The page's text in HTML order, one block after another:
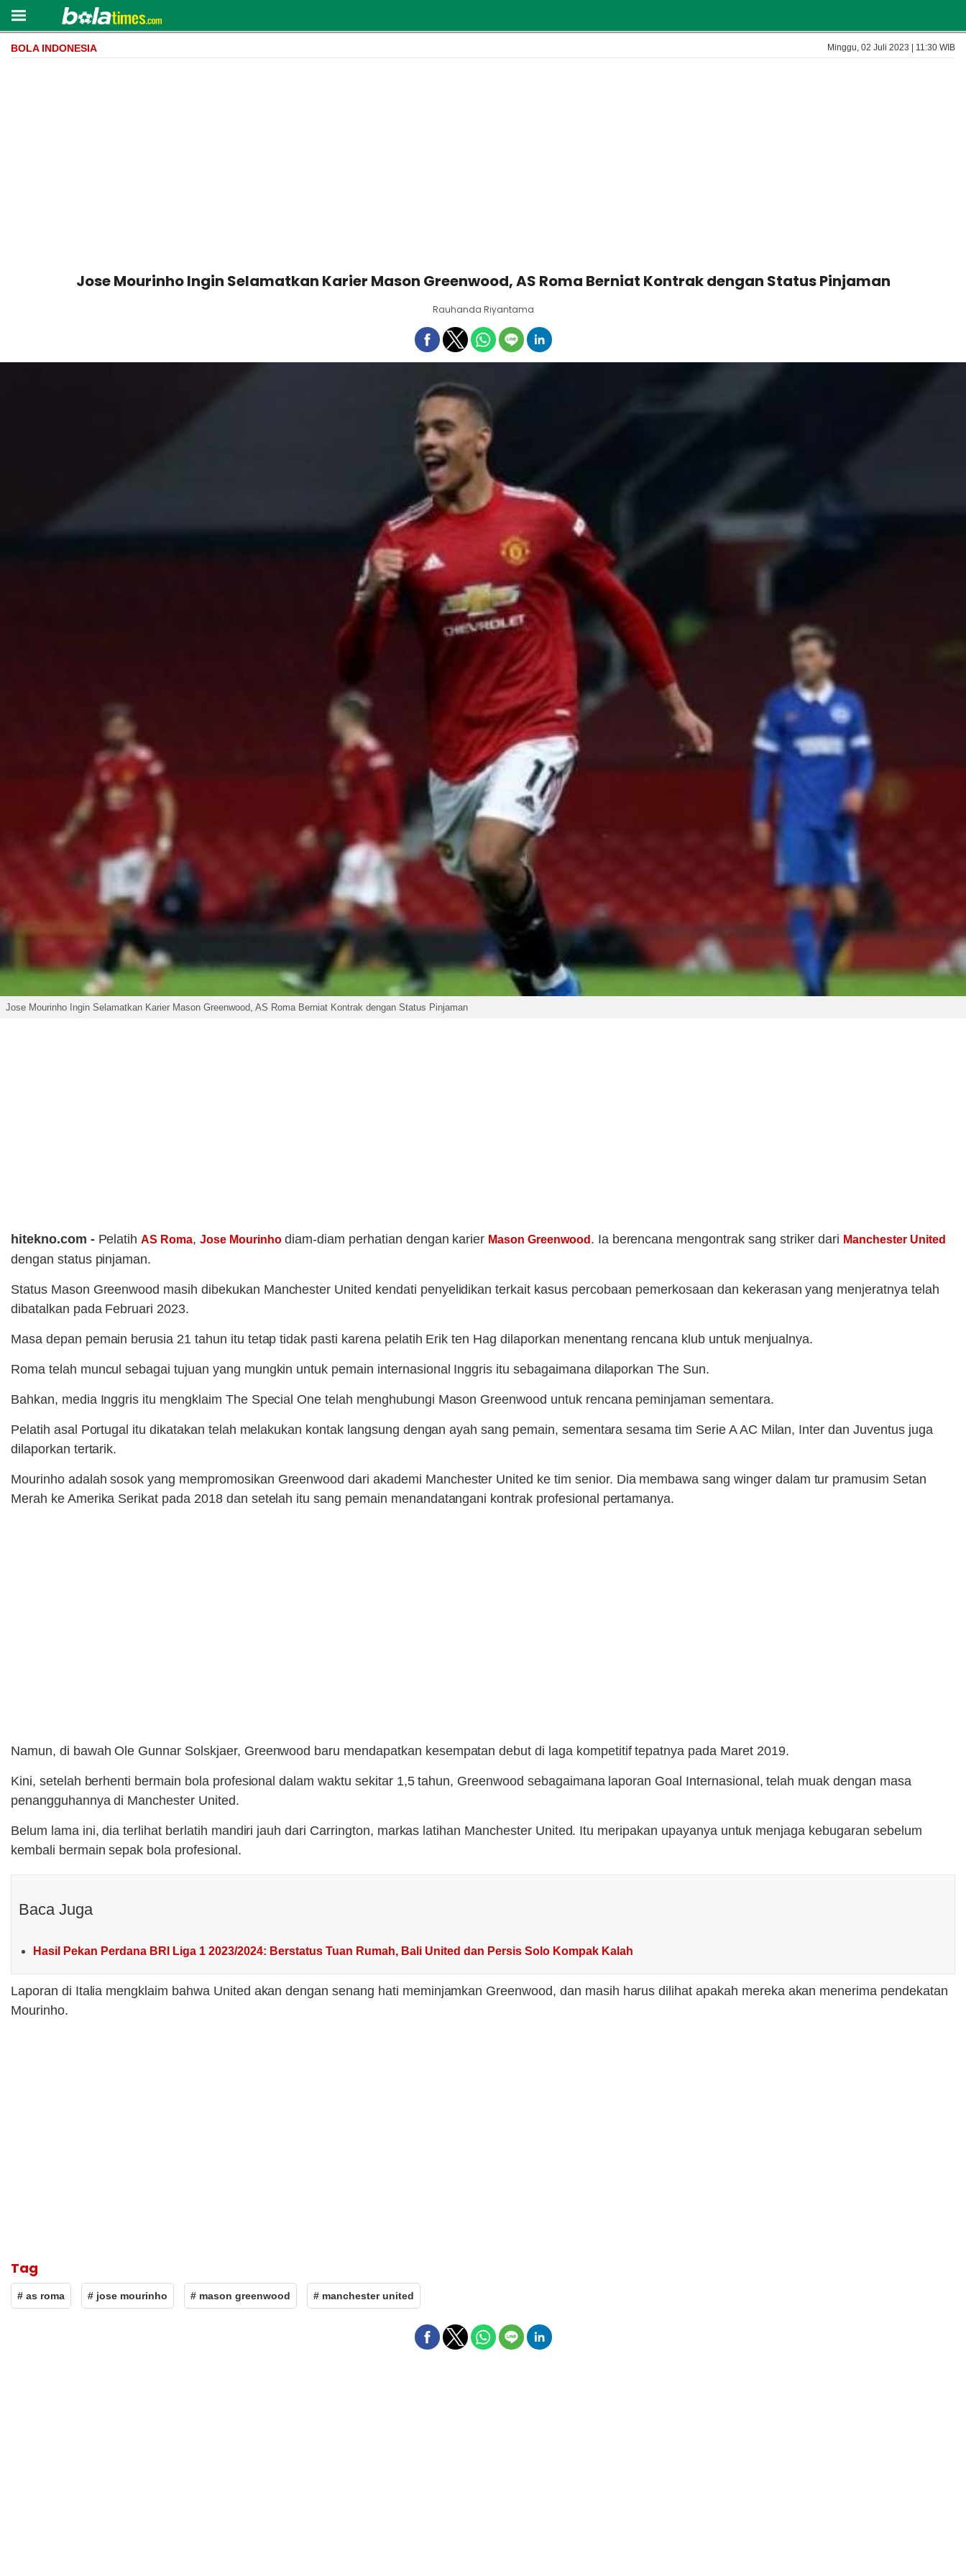
BOLA INDONESIA Minggu, 02 Juli 2023 | 11:30 WIB
Jose Mourinho Ingin Selamatkan Karier Mason Greenwood, AS Roma Berniat Kontrak dengan Status Pinjaman
Rauhanda Riyantama
Jose Mourinho Ingin Selamatkan Karier Mason Greenwood, AS Roma Berniat Kontrak dengan Status Pinjaman
hitekno.com - PelatihAS Roma, Jose Mourinhodiam-diam perhatian dengan karier Mason Greenwood . Ia berencana mengontrak sang striker dari Manchester United
dengan status pinjaman.
Status Mason Greenwood masih dibekukan Manchester United kendati penyelidikan terkait kasus percobaan pemerkosaan dan kekerasan yang menjeratnya telah
dibatalkan pada Februari 2023.
Masa depan pemain berusia 21 tahun itu tetap tidak pasti karena pelatih Erik ten Hag dilaporkan menentang rencana klub untuk menjualnya.
Roma telah muncul sebagai tujuan yang mungkin untuk pemain internasional Inggris itu sebagaimana dilaporkan The Sun.
Bahkan, media Inggris itu mengklaim The Special One telah menghubungi Mason Greenwood untuk rencana peminjaman sementara.
Pelatih asal Portugal itu dikatakan telah melakukan kontak langsung dengan ayah sang pemain, sementara sesama tim Serie A AC Milan, Inter dan Juventus juga
dilaporkan tertarik.
Mourinho adalah sosok yang mempromosikan Greenwood dari akademi Manchester United ke tim senior. Dia membawa sang winger dalam tur pramusim Setan
Merah ke Amerika Serikat pada 2018 dan setelah itu sang pemain menandatangani kontrak profesional pertamanya.
Namun, di bawah Ole Gunnar Solskjaer, Greenwood baru mendapatkan kesempatan debut di laga kompetitif tepatnya pada Maret 2019.
Kini, setelah berhenti bermain bola profesional dalam waktu sekitar 1,5 tahun, Greenwood sebagaimana laporan Goal Internasional, telah muak dengan masa
penangguhannya di Manchester United.
Belum lama ini, dia terlihat berlatih mandiri jauh dari Carrington, markas latihan Manchester United. Itu meripakan upayanya untuk menjaga kebugaran sebelum
kembali bermain sepak bola profesional.
Baca Juga
Hasil Pekan Perdana BRI Liga 1 2023/2024: Berstatus Tuan Rumah, Bali United dan Persis Solo Kompak Kalah
Laporan di Italia mengklaim bahwa United akan dengan senang hati meminjamkan Greenwood, dan masih harus dilihat apakah mereka akan menerima pendekatan
Mourinho.
Tag
# as roma # jose mourinho # mason greenwood # manchester united